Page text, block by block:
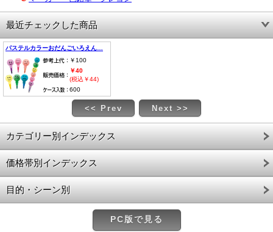
最近チェックした商品
パステルカラーおだんごいろえん…
￥100
￥40
(税込￥44)
600
<< Prev Next >>
カテゴリー別インデックス
価格帯別インデックス
目的・シーン別
PC版で見る